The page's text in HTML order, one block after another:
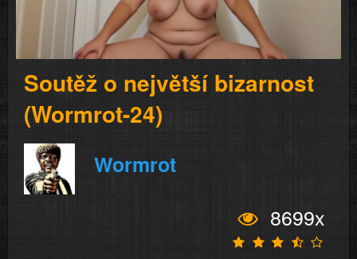
Video
Soutěž o největší bizarnost
(Wormrot-24)
Wormrot
8699x